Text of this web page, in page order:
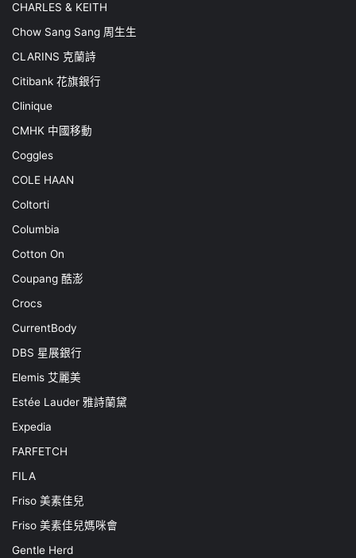
CHARLES & KEITH
Chow Sang Sang 周生生
CLARINS 克蘭詩
Citibank 花旗銀行
Clinique
CMHK 中國移動
Coggles
COLE HAAN
Coltorti
Columbia
Cotton On
Coupang 酷澎
Crocs
CurrentBody
DBS 星展銀行
Elemis 艾麗美
Estée Lauder 雅詩蘭黛
Expedia
FARFETCH
FILA
Friso 美素佳兒
Friso 美素佳兒媽咪會
Gentle Herd